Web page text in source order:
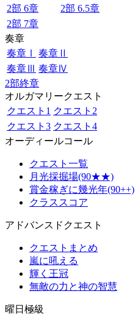
2部 6章
2部 6.5章
2部 7章
奏章
奏章Ⅰ
奏章Ⅱ
奏章Ⅲ 奏章Ⅳ
2部終章
オルガマリークエスト
クエスト1 クエスト2
クエスト3 クエスト4
オーディールコール
クエスト一覧
月光採掘場(90★★)
賞金稼ぎに幾光年(90++)
クラススコア
アドバンスドクエスト
クエストまとめ
嵐に吼える
輝く王冠
無敵の力と神の智慧
曜日極級